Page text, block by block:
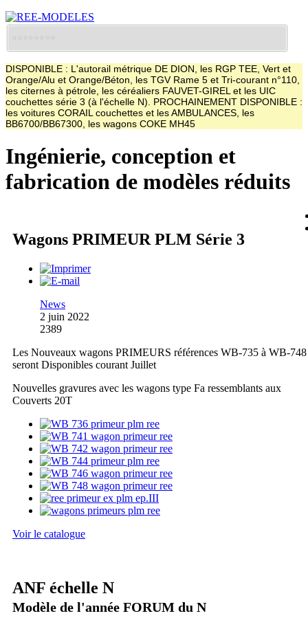
DISPONIBLE : L'autorail métrique DE DION, les RGP TEE, Vert et
Orange/Alu et Orange/Béton, les TGV Rame 5 et Tri-courant n°110,
les citernes à pétrole, les céréaliers FAUVET-GIREL et les UIC
couchettes série 3 (à l'échelle N). PROCHAINEMENT DISPONIBLE :
les voitures CORAIL couchettes et les AMBULANCES, les
BB6700/BB67300, les wagons COKE MH45
Ingénierie, conception et
fabrication de modèles réduits
Wagons PRIMEUR PLM Série 3
News
2 juin 2022
2389
Les Nouveaux wagons PRIMEURS références WB-735 à WB-748
seront Disponibles courant Juillet
Nouvelles gravures avec les wagons type Fa ressemblants aux
Couverts 20T
Voir le catalogue
ANF échelle N
Modèle de l'année FORUM du N